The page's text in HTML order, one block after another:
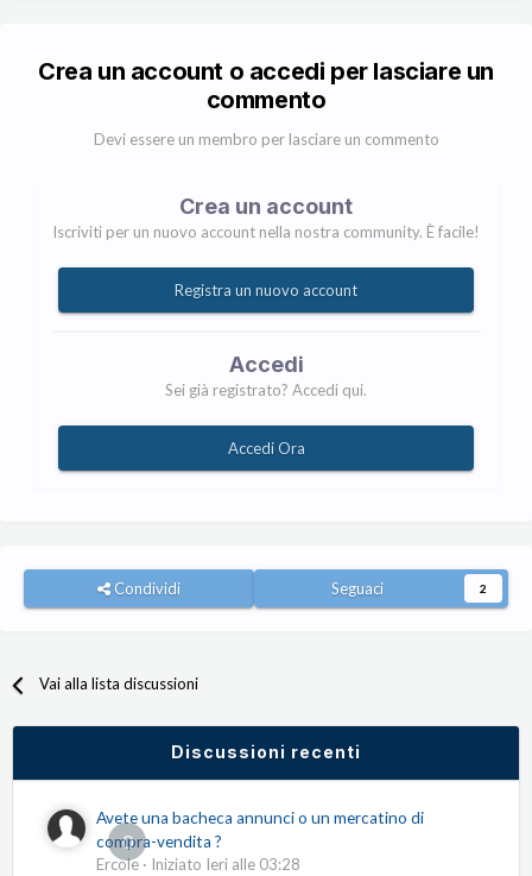
Crea un account o accedi per lasciare un
commento
Devi essere un membro per lasciare un commento
Crea un account
Iscriviti per un nuovo account nella nostra community. È facile!
Registra un nuovo account
Accedi
Sei già registrato? Accedi qui.
Accedi Ora
Condividi Seguaci 2
Vai alla lista discussioni
Discussioni recenti
0
Avete una bacheca annunci o un mercatino di
compra-vendita ?
Ercole · Iniziato Ieri alle 03:28